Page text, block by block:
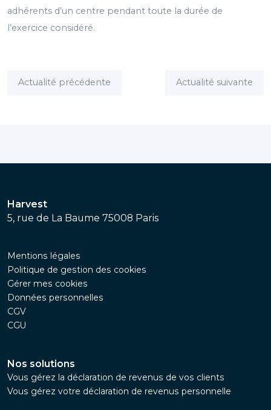
adhérents d’un centre pendant toute la durée de
l’exercice considéré.
Actualité précédente Actualité suivante
Harvest
5, rue de La Baume 75008 Paris
Mentions légales
Politique de gestion des cookies
Gérer mes cookies
Données personnelles
CGV
CGU
Nos solutions
Vous gérez la déclaration de revenus de vos clients
Vous gérez votre déclaration de revenus personnelle